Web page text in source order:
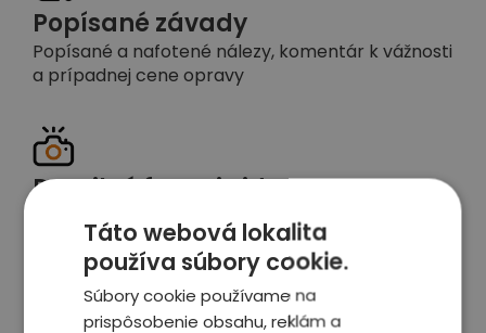
Popísané závady
Popísané a nafotené nálezy, komentár k vážnosti
a prípadnej cene opravy
Detailné foto aj video
Celé auto z exteriéru aj interiéru nafotíme
vrátane závad a poškodení
Zobraziť report
Táto webová lokalita
používa súbory cookie.
Súbory cookie používame na
prispôsobenie obsahu, reklám a